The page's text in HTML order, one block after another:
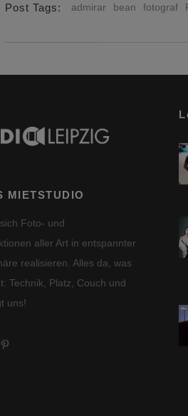
Post Tags: admirar bean fotograf
MIETSTUDIO
Foto- und
aller Art in entspannter
realisieren. Alles da, was
Technik, Platz, Couch und
uns!